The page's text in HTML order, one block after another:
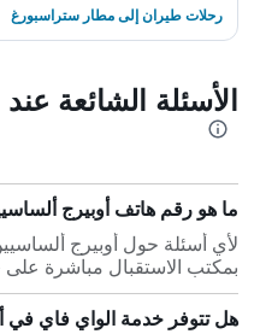
رحلات طيران إلى مطار ستراسبورغ
الأسئلة الشائعة
ما هو رقم هاتف أوبيرج
لأي أسئلة حول أوبيرج
بمكتب الاستقبال مباشرة على +33 3 89 41 50
هل تتوفر خدمة الواي فاي في